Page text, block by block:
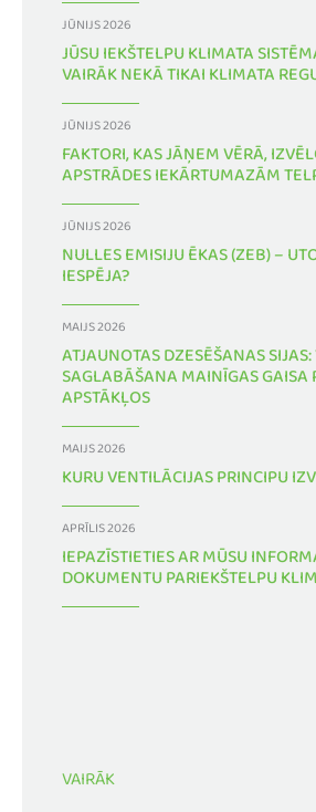
JŪNIJS 2026
JŪSU IEKŠTELPU KLIMATA
VAIRĀK NEKĀ TIKAI KLIMATA
JŪNIJS 2026
FAKTORI, KAS JĀŅEM VĒRĀ,
APSTRĀDES IEKĀRTUMAZĀM
JŪNIJS 2026
NULLES EMISIJU ĒKAS (ZEB) –
IESPĒJA?
MAIJS 2026
ATJAUNOTAS DZESĒŠANAS
SAGLABĀŠANA MAINĪGAS GAISA
APSTĀKĻOS
MAIJS 2026
KURU VENTILĀCIJAS PRINCIPU
APRĪLIS 2026
IEPAZĪSTIETIES AR MŪSU
DOKUMENTU PARIEKŠTELPU
VAIRĀK